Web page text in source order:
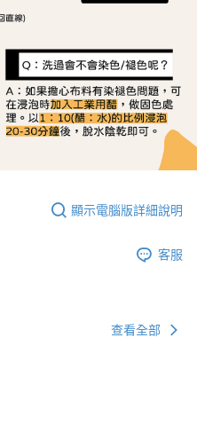
顯示電腦版詳細說明
客服
查看全部